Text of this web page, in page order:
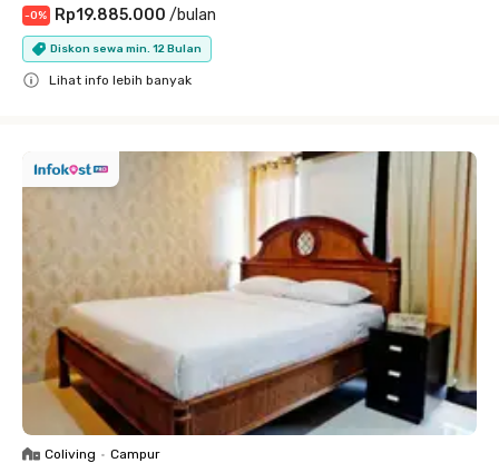
-0% Rp19.885.000 /bulan
Diskon sewa min. 12 Bulan
Lihat info lebih banyak
Coliving • Campur